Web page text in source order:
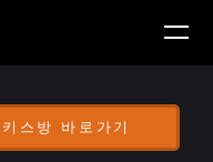
스방 바로가기